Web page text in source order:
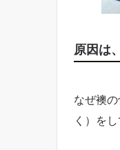
原因は
なぜ襖
く）を